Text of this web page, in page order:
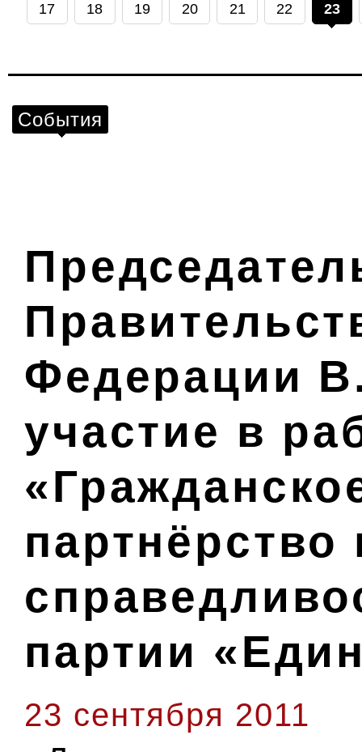
17 18 19 20 21 22 23
События
Федерации
участие в
партнёрство
партии
23 сентября 2011